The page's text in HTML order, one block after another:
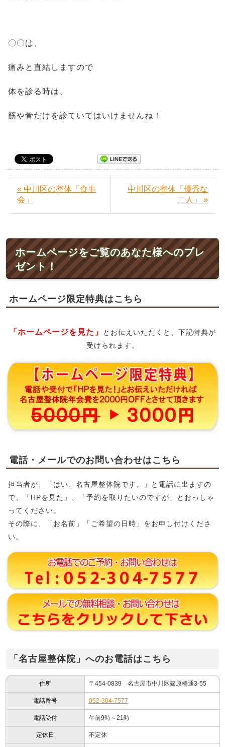
〇〇は、
痛みと直結しますので
体を診る時は、
筋や骨だけを診ていてはいけませんね！
« 中川区の整体「食事
会」
中川区の整体「優秀な
二人」 »
ホームページをご覧のあなた様へのプレ
ゼント！
ホームページ限定特典はこちら
「ホームページを見た」
とお伝えいただくと、下記特典が
受けられます。
電話・メールでのお問い合わせはこちら
担当者が、「はい、名古屋整体院です。」と電話に出ますの
で、「HPを見た」、「予約を取りたいのですが」とおっしゃ
ってください。
その際に、「お名前」「ご希望の日時」をお申し付けくださ
い。
「名古屋整体院」へのお電話はこちら
住所 〒454-0839 名古屋市中川区篠原橋通3-55
電話番号 052-304-7577
電話受付 午前9時～21時
定休日 不定休